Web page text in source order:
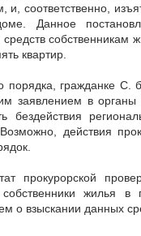
и, соответственно,
Данное
собственникам
квартир.
порядка, гражданке С.
заявлением в
бездействия
действия
прокурорской
жилья в
о взыскании данных